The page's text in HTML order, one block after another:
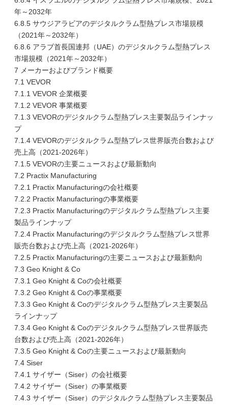
年～2032年
6.8.5 サウジアラビアのデジタルクラム型熱プレス市場規模
（2021年～2032年）
6.8.6 アラブ首長国連邦（UAE）のデジタルクラム型熱プレス
市場規模（2021年～2032年）
7 メーカーおよびブランド概要
7.1 VEVOR
7.1.1 VEVOR 企業概要
7.1.2 VEVOR 事業概要
7.1.3 VEVORのデジタルクラム型熱プレス主要製品ラインナッ
プ
7.1.4 VEVORのデジタルクラム型熱プレス世界販売台数および
売上高（2021-2026年）
7.1.5 VEVORの主要ニュースおよび最新動向
7.2 Practix Manufacturing
7.2.1 Practix Manufacturingの会社概要
7.2.2 Practix Manufacturingの事業概要
7.2.3 Practix Manufacturingのデジタルクラム型熱プレス主要
製品ラインナップ
7.2.4 Practix Manufacturingのデジタルクラム型熱プレス世界
販売台数および売上高（2021-2026年）
7.2.5 Practix Manufacturingの主要ニュースおよび最新動向
7.3 Geo Knight & Co
7.3.1 Geo Knight & Coの会社概要
7.3.2 Geo Knight & Coの事業概要
7.3.3 Geo Knight & Coのデジタルクラム型熱プレス主要製品
ラインナップ
7.3.4 Geo Knight & Coのデジタルクラム型熱プレス世界販売
台数および売上高（2021-2026年）
7.3.5 Geo Knight & Coの主要ニュースおよび最新動向
7.4 Siser
7.4.1 サイザー（Siser）の会社概要
7.4.2 サイザー（Siser）の事業概要
7.4.3 サイザー（Siser）のデジタルクラム型熱プレス主要製品